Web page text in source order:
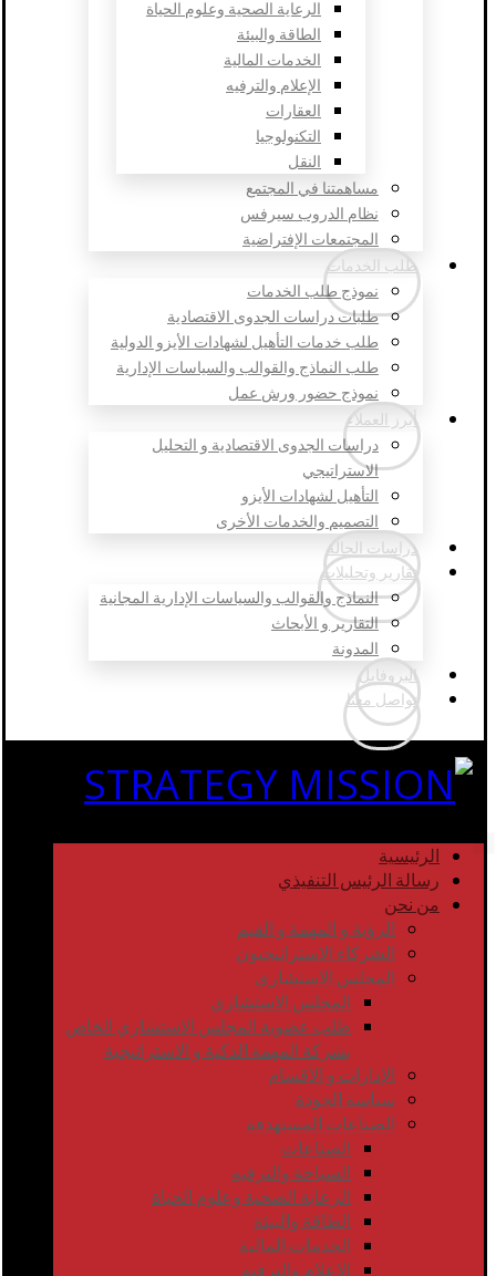
الرعاية الصحية وعلوم الحياة
الطاقة والبيئة
الخدمات المالية
الإعلام والترفيه
العقارات
التكنولوجيا
النقل
مساهمتنا في المجتمع
نظام الدروب سيرفس
المجتمعات الإفتراضية
طلب الخدمات
نموذج طلب الخدمات
طلبات دراسات الجدوى الاقتصادية
طلب خدمات التأهيل لشهادات الأيزو الدولية
طلب النماذج والقوالب والسياسات الإدارية
نموذج حضور ورش عمل
أبرز العملاء
دراسات الجدوى الاقتصادية و التحليل
الاستراتيجي
التأهيل لشهادات الأيزو
التصميم والخدمات الأخرى
دراسات الحالة
تقارير وتحليلات
النماذج والقوالب والسياسات الإدارية المجانية
التقارير و الأبحاث
المدونة
البروفايل
تواصل معنا
الرئيسية
رسالة الرئيس التنفيذي
من نحن
الرؤية و المهمة و القيم
الشركاء الاستراتيجيون
المجلس الاستشاري
المجلس الاستشاري
طلب عضوية المجلس الاستشاري الخاص
بشركة المهمة الذكية و الاستراتيجية
الإدارات و الأقسام
سياسة الجودة
الصناعات المستهدفة
الصناعات
السياحة والترفيه
الرعاية الصحية وعلوم الحياة
الطاقة والبيئة
الخدمات المالية
الإعلام والترفيه